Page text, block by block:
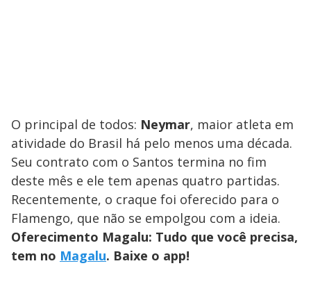
O principal de todos: Neymar, maior atleta em
atividade do Brasil há pelo menos uma década.
Seu contrato com o Santos termina no fim
deste mês e ele tem apenas quatro partidas.
Recentemente, o craque foi oferecido para o
Flamengo, que não se empolgou com a ideia.
Oferecimento Magalu: Tudo que você precisa,
tem no Magalu. Baixe o app!